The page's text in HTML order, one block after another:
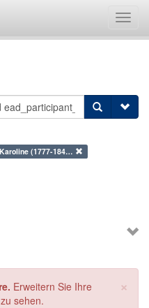
(1777-184…
×
Erweitern Sie Ihre
sehen.